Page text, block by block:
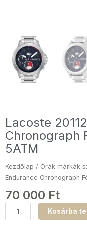
Lacoste
Chronograph
5ATM
Kezdőlap / Órák márkák
Endurance Chronograph
70 000 Ft
Lacoste
2011208
Kosárba